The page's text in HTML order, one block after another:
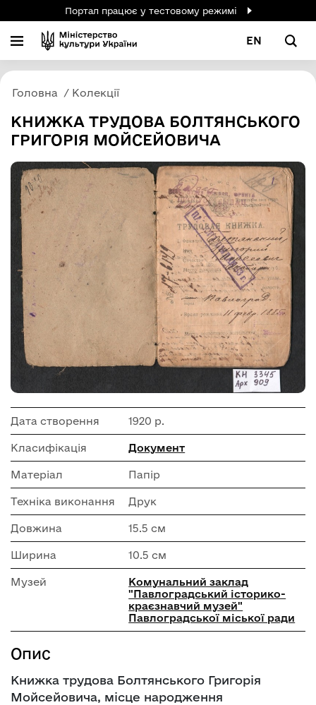
Портал працює у тестовому режимі
EN
Головна Колекції
КНИЖКА ТРУДОВА БОЛТЯНСЬКОГО
ГРИГОРІЯ МОЙСЕЙОВИЧА
Дата створення 1920 р.
Класифікація Документ
Матеріал Папір
Техніка виконання Друк
Довжина 15.5 см
Ширина 10.5 см
Музей
Комунальний заклад
"Павлоградський історико-
краєзнавчий музей"
Павлоградської міської ради
Опис
Книжка трудова Болтянського Григорія
Мойсейовича, місце народження